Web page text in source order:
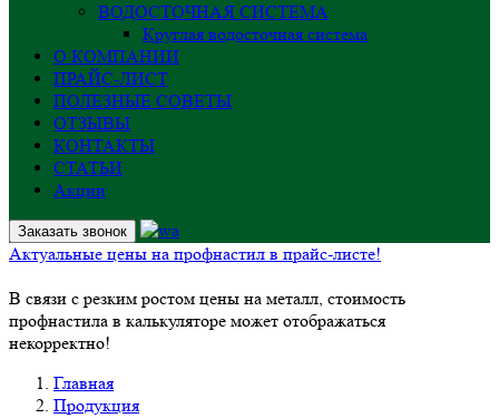
ВОДОСТОЧНАЯ СИСТЕМА
Круглая водосточная система
О КОМПАНИИ
ПРАЙС-ЛИСТ
ПОЛЕЗНЫЕ СОВЕТЫ
ОТЗЫВЫ
КОНТАКТЫ
СТАТЬИ
Акции
Заказать звонок
Актуальные цены на профнастил в прайс-листе!
В связи с резким ростом цены на металл, стоимость
профнастила в калькуляторе может отображаться
некорректно!
Главная
Продукция